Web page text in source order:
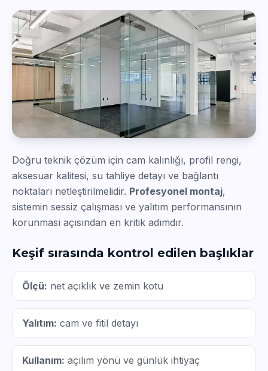
Doğru teknik çözüm için cam kalınlığı, profil rengi,
aksesuar kalitesi, su tahliye detayı ve bağlantı
noktaları netleştirilmelidir. Profesyonel montaj,
sistemin sessiz çalışması ve yalıtım performansının
korunması açısından en kritik adımdır.
Keşif sırasında kontrol edilen başlıklar
Ölçü: net açıklık ve zemin kotu
Yalıtım: cam ve fitil detayı
Kullanım: açılım yönü ve günlük ihtiyaç